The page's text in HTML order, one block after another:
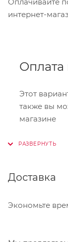
Оплачивайте
интернет-
Этот
также вы
магазине
При
принимаем
Доставка
Экономьте